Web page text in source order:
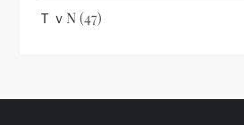
ＴｖN(47)